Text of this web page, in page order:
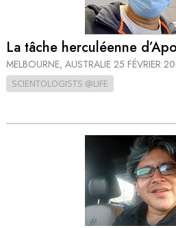
La tâche herculéenne
MELBOURNE, AUSTRALIE 25 FÉVRIER
SCIENTOLOGISTS @LIFE